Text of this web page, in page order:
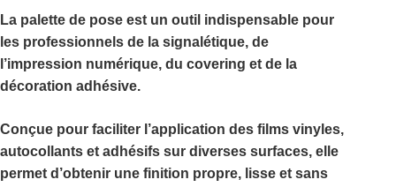
La palette de pose est un outil indispensable pour
les professionnels de la signalétique, de
l’impression numérique, du covering et de la
décoration adhésive.
Conçue pour faciliter l’application des films vinyles,
autocollants et adhésifs sur diverses surfaces, elle
permet d’obtenir une finition propre, lisse et sans